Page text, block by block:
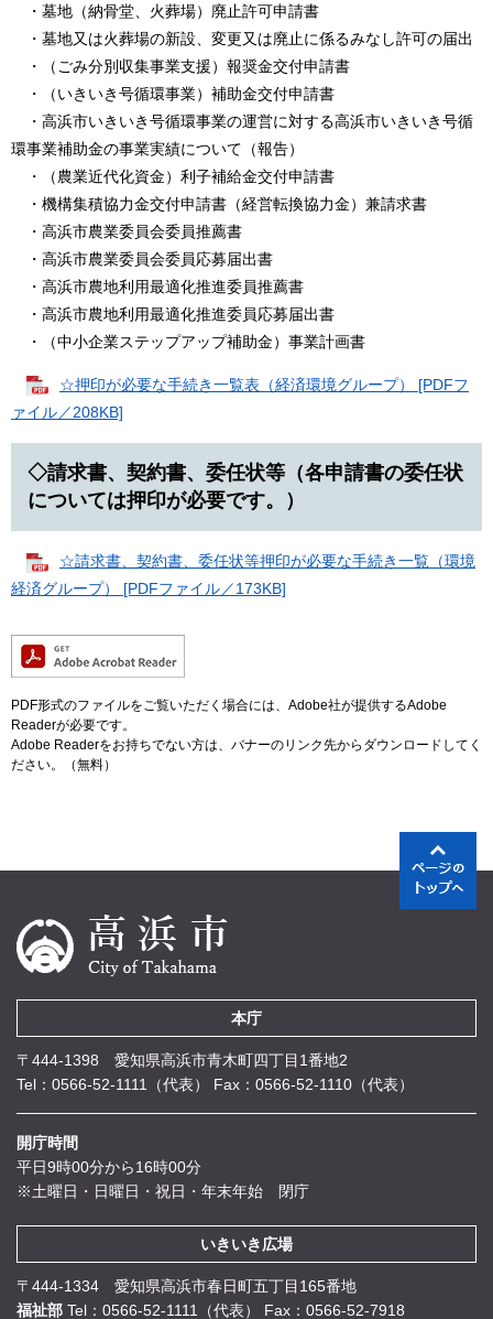
・墓地（納骨堂、火葬場）廃止許可申請書
​ ・墓地又は火葬場の新設、変更又は廃止に係るみなし許可の届出
​ ・（ごみ分別収集事業支援）報奨金交付申請書
​ ・（いきいき号循環事業）補助金交付申請書
​ ・高浜市いきいき号循環事業の運営に対する高浜市いきいき号循
環事業補助金の事業実績について（報告）
​ ・（農業近代化資金）利子補給金交付申請書
​ ・機構集積協力金交付申請書（経営転換協力金）兼請求書
​ ・高浜市農業委員会委員推薦書
​ ・高浜市農業委員会委員応募届出書
​ ・高浜市農地利用最適化推進委員推薦書
​ ・高浜市農地利用最適化推進委員応募届出書
・（中小企業ステップアップ補助金）事業計画書
☆押印が必要な手続き一覧表（経済環境グループ） [PDFフ
ァイル／208KB]
◇請求書、契約書、委任状等（各申請書の委任状
については押印が必要です。）
☆請求書、契約書、委任状等押印が必要な手続き一覧（環境
経済グループ） [PDFファイル／173KB]
PDF形式のファイルをご覧いただく場合には、Adobe社が提供するAdobe
Readerが必要です。
Adobe Readerをお持ちでない方は、バナーのリンク先からダウンロードしてく
ださい。（無料）
本庁
〒444-1398 愛知県高浜市青木町四丁目1番地2
Tel：0566-52-1111（代表）
Fax：0566-52-1110（代表）
開庁時間
平日9時00分から16時00分
※土曜日・日曜日・祝日・年末年始 閉庁
いきいき広場
〒444-1334 愛知県高浜市春日町五丁目165番地
福祉部 Tel：0566-52-1111（代表） Fax：0566-52-7918